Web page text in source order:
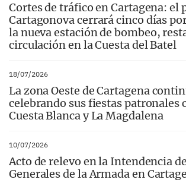
Cortes de tráfico en Cartagena: el
Cartagonova cerrará cinco días
la nueva estación de bombeo,
circulación en la Cuesta del Batel
18/07/2026
La zona Oeste de Cartagena
celebrando sus fiestas patronales
Cuesta Blanca y La Magdalena
10/07/2026
Acto de relevo en la Intendencia
Generales de la Armada en